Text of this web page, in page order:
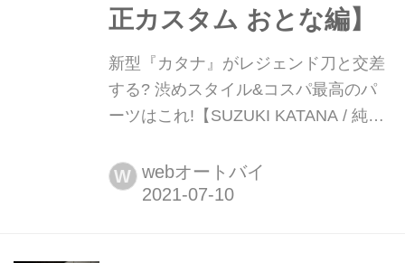
正カスタム おとな編】
新型『カタナ』がレジェンド刀と交差
する? 渋めスタイル&コスパ最高のパ
ーツはこれ!【SUZUKI KATANA / 純正
編』でカタナにピンポイントで『赤』
をブラスすると、けっこう派手めスタ
W webオートバイ